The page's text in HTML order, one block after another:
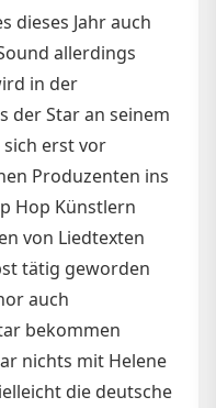
dieses Jahr auch
allerdings
in der
der Star an seinem
sich erst vor
Produzenten ins
Hop Künstlern
von Liedtexten
tätig geworden
auch
bekommen
nichts mit Helene
die deutsche